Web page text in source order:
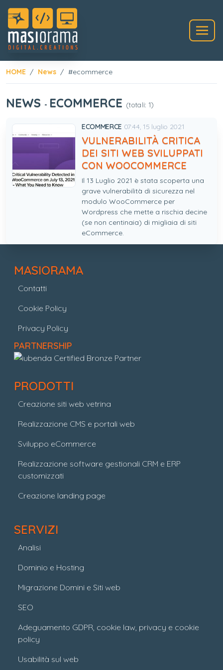
HOME News #ecommerce
NEWS - ECOMMERCE (totali: 1)
ECOMMERCE 07:44, 15 luglio 2021
VULNERABILITÀ CRITICA
DEI SITI WEB SVILUPPATI
CON WOOCOMMERCE
Il 13 Luglio 2021 è stata scoperta una
grave vulnerabilità di sicurezza nel
modulo WooCommerce per
Wordpress che mette a rischia decine
(se non centinaia) di migliaia di siti
eCommerce.
MASIORAMA
Contatti
Cookie Policy
Privacy Policy
PARTNERSHIP
PRODOTTI
Creazione siti web vetrina
Realizzazione CMS e portali web
Sviluppo eCommerce
Realizzazione software gestionali CRM e ERP
customizzati
Creazione landing page
SERVIZI
Analisi
Dominio e Hosting
Migrazione Domini e Siti web
SEO
Adeguamento GDPR, cookie law, privacy e cookie
policy
Usabilità sul web